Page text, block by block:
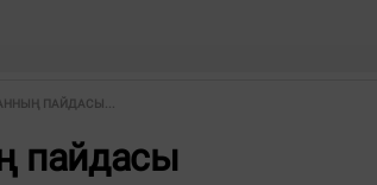
ПАЙДАСЫ...
пайдасы